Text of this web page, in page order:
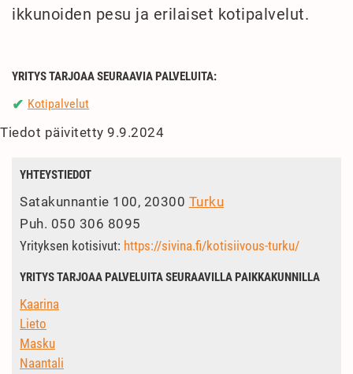
ikkunoiden pesu ja erilaiset kotipalvelut.
YRITYS TARJOAA SEURAAVIA PALVELUITA:
✔ Kotipalvelut
Tiedot päivitetty 9.9.2024
YHTEYSTIEDOT
Satakunnantie 100, 20300 Turku
Puh. 050 306 8095
Yrityksen kotisivut: https://sivina.fi/kotisiivous-turku/
YRITYS TARJOAA PALVELUITA SEURAAVILLA PAIKKAKUNNILLA
Kaarina
Lieto
Masku
Naantali